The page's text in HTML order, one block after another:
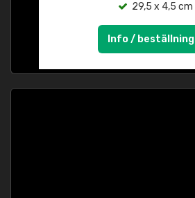
29,5 x 4,5 cm
Info / beställning